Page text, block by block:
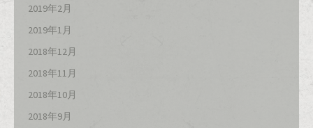
2019年2月
2019年1月
2018年12月
2018年11月
2018年10月
2018年9月